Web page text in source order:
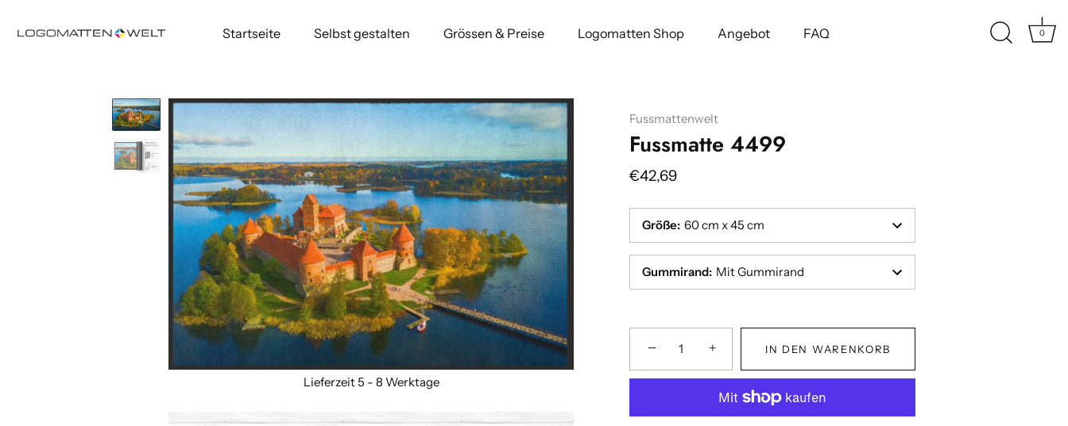
Startseite Selbst gestalten Grössen & Preise Logomatten Shop Angebot FAQ 0
Fussmattenwelt
Fussmatte 4499
€42,69
Größe: 60 cm x 45 cm
Gummirand: Mit Gummirand
− + IN DEN WARENKORB